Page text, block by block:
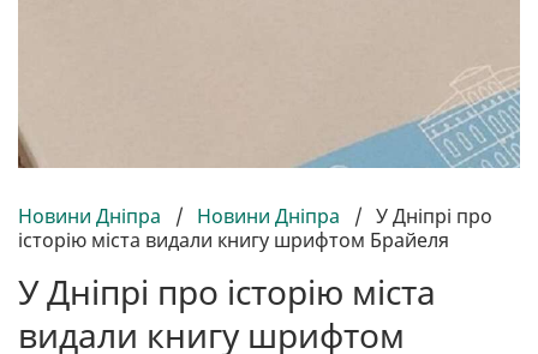
Новини Дніпра / Новини Дніпра / У Дніпрі про
історію міста видали книгу шрифтом Брайеля
У Дніпрі про історію міста
видали книгу шрифтом